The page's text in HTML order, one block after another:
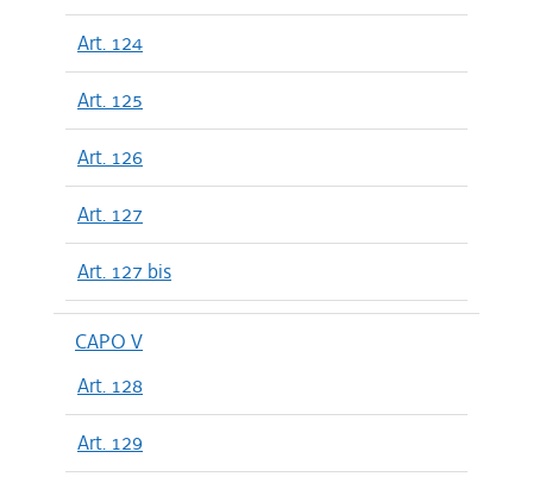
Art. 124
Art. 125
Art. 126
Art. 127
Art. 127 bis
CAPO V
Art. 128
Art. 129